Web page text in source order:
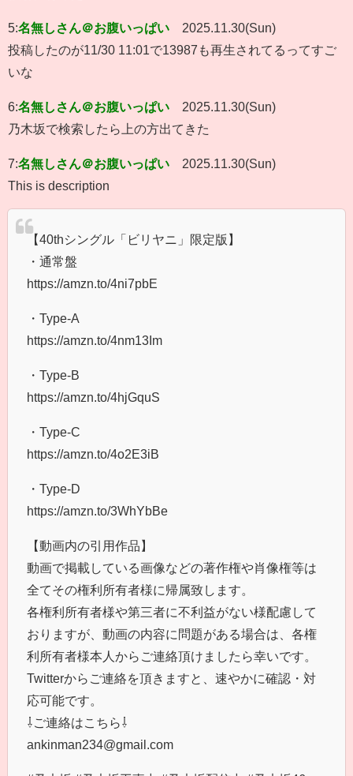
5:名無しさん＠お腹いっぱい
2025.11.30(Sun)
投稿したのが11/30 11:01で13987も再生されてるってすご
いな
6:名無しさん＠お腹いっぱい
2025.11.30(Sun)
乃木坂で検索したら上の方出てきた
7:名無しさん＠お腹いっぱい
2025.11.30(Sun)
This is description
【40thシングル「ビリヤニ」限定版】
・通常盤
https://amzn.to/4ni7pbE
・Type-A
https://amzn.to/4nm13Im
・Type-B
https://amzn.to/4hjGquS
・Type-C
https://amzn.to/4o2E3iB
・Type-D
https://amzn.to/3WhYbBe
【動画内の引用作品】
動画で掲載している画像などの著作権や肖像権等は
全てその権利所有者様に帰属致します。
各権利所有者様や第三者に不利益がない様配慮して
おりますが、動画の内容に問題がある場合は、各権
利所有者様本人からご連絡頂けましたら幸いです。
Twitterからご連絡を頂きますと、速やかに確認・対
応可能です。
⇩ご連絡はこちら⇩
ankinman234@gmail.com